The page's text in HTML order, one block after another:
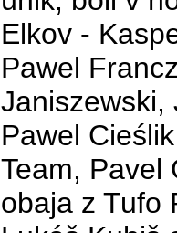
Elkov -
Pawel
Janiszewski,
Pawel
Team, Pavel
obaja z Tufo